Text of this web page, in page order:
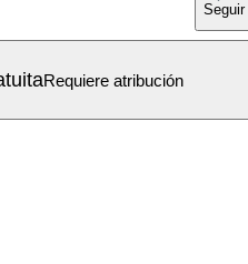
Seguir
Requiere atribución